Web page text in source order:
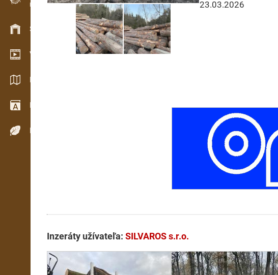
Evidencia dreva v teréne
Skladové hospodárstvo
Video showroom
Katalógy / Brožúry
Drevársky slovník
Dreviny
23.03.2026
Inzeráty užívateľa: SILVAROS s.r.o.